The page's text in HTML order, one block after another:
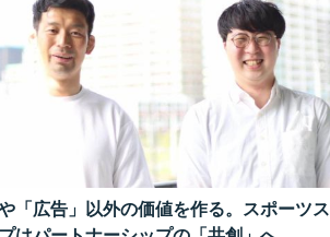
や「広告」以外の価値を作る。スポーツ